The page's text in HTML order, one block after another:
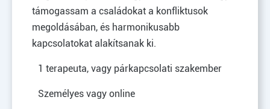
támogassam a családokat a konfliktusok
megoldásában, és harmonikusabb
kapcsolatokat alakítsanak ki.
1 terapeuta, vagy párkapcsolati szakember
Személyes vagy online